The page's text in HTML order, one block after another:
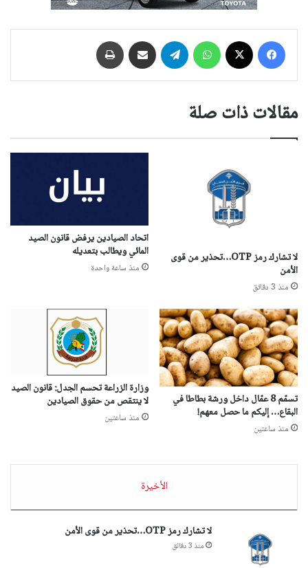
فيسبوك واتساب تيلقرام مشاركة عبر البريد
مقالات ذات صلة
لا تشارك رمز OTP…تحذير من قوى
الأمن
منذ 3 دقائق
اتحاد الصيادين يرفض قانون الصيد
المائي ويطالب بتعديله
منذ ساعة واحدة
تسمّم 8 عمّال داخل ورشة بطاطا في
البقاع… إليكم ما حصل معهم!
منذ ساعتين
وزارة الزراعة تحسم الجدل: قانون الصيد
لا ينتقص من حقوق الصيادين
منذ ساعتين
الأخيرة
لا تشارك رمز OTP…تحذير من قوى الأمن
منذ 3 دقائق